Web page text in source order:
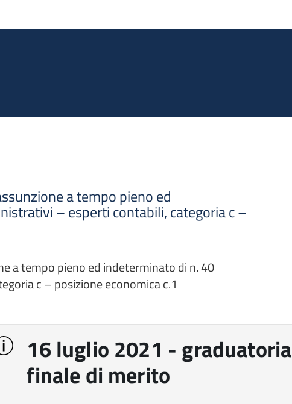
a tempo pieno ed
– esperti contabili, categoria c –
a tempo pieno ed indeterminato di n. 40
c – posizione economica c.1
16 luglio 2021 - graduatoria
finale di merito